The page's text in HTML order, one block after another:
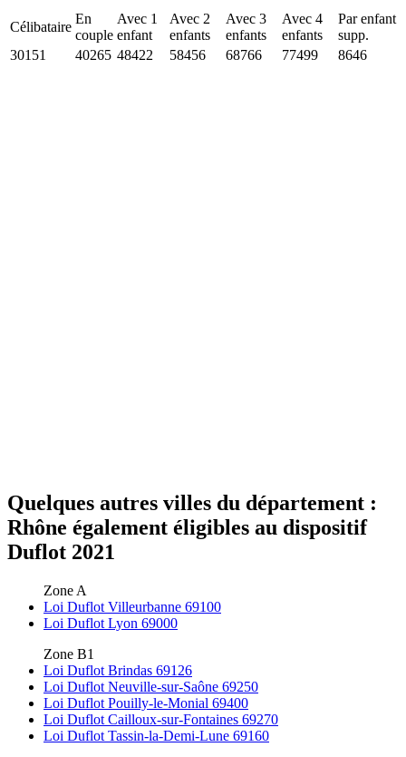
Célibataire
En
couple
Avec 1
enfant
Avec 2
enfants
Avec 3
enfants
Avec 4
enfants
Par enfant
supp.
30151
40265 48422 58456 68766 77499 8646
Quelques autres villes du département :
Rhône également éligibles au dispositif
Duflot 2021
Zone A
Loi Duflot Villeurbanne 69100
Loi Duflot Lyon 69000
Zone B1
Loi Duflot Brindas 69126
Loi Duflot Neuville-sur-Saône 69250
Loi Duflot Pouilly-le-Monial 69400
Loi Duflot Cailloux-sur-Fontaines 69270
Loi Duflot Tassin-la-Demi-Lune 69160